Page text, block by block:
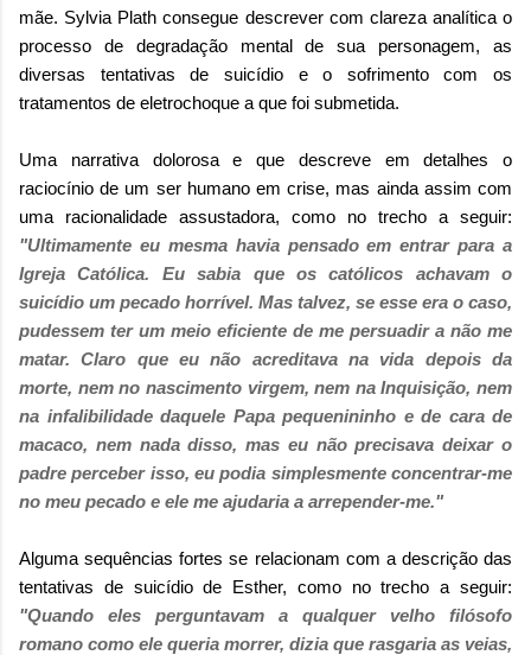
mãe. Sylvia Plath consegue descrever com clareza analítica o
processo de degradação mental de sua personagem, as
diversas tentativas de suicídio e o sofrimento com os
tratamentos de eletrochoque a que foi submetida.
Uma narrativa dolorosa e que descreve em detalhes o
raciocínio de um ser humano em crise, mas ainda assim com
uma racionalidade assustadora, como no trecho a seguir:
"Ultimamente eu mesma havia pensado em entrar para a
Igreja Católica. Eu sabia que os católicos achavam o
suicídio um pecado horrível. Mas talvez, se esse era o caso,
pudessem ter um meio eficiente de me persuadir a não me
matar. Claro que eu não acreditava na vida depois da
morte, nem no nascimento virgem, nem na Inquisição, nem
na infalibilidade daquele Papa pequenininho e de cara de
macaco, nem nada disso, mas eu não precisava deixar o
padre perceber isso, eu podia simplesmente concentrar-me
no meu pecado e ele me ajudaria a arrepender-me."
Alguma sequências fortes se relacionam com a descrição das
tentativas de suicídio de Esther, como no trecho a seguir:
"Quando eles perguntavam a qualquer velho filósofo
romano como ele queria morrer, dizia que rasgaria as veias,